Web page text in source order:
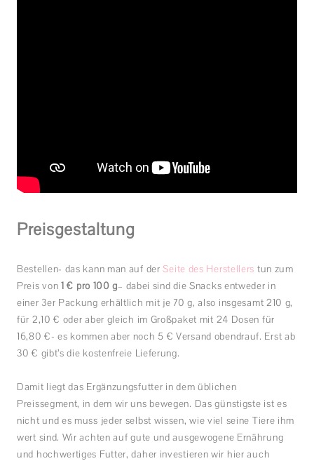
Preisgestaltung
Bestellen- das kann man auf derSeite des Herstellers tun zum
Preis von 1 € pro 100 g– dabei sind die Snacks entweder in
einer 3er Packung erhältlich mit je 70 g, also insgesamt 210 g,
für 2,10 € oder aber gleich im Großpaket mit 24 Dosen für
16,80 €- es kommen aber noch 5 € Versand obendrauf. Erst ab
30 € gibt’s die kostenfreie Lieferung.
Damit liegt das Ergänzungsfutter in dem üblichen
Preissegment, in dem wir uns bewegen. Das günstigste ist es
nicht und es muss jeder selbst wissen, wie viel seine Tiere ihm
wert sind. Wir achten auf gute und ausgewogene Ernährung
und hochwertiges Futter, daher investieren wir hier auch